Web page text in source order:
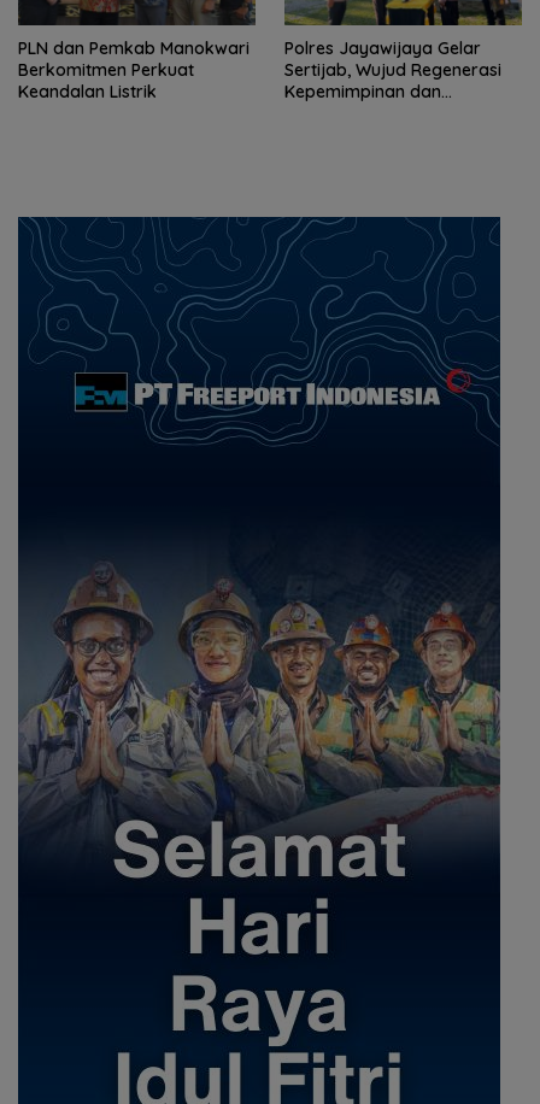
PLN dan Pemkab Manokwari
Berkomitmen Perkuat
Keandalan Listrik
Polres Jayawijaya Gelar
Sertijab, Wujud Regenerasi
Kepemimpinan dan